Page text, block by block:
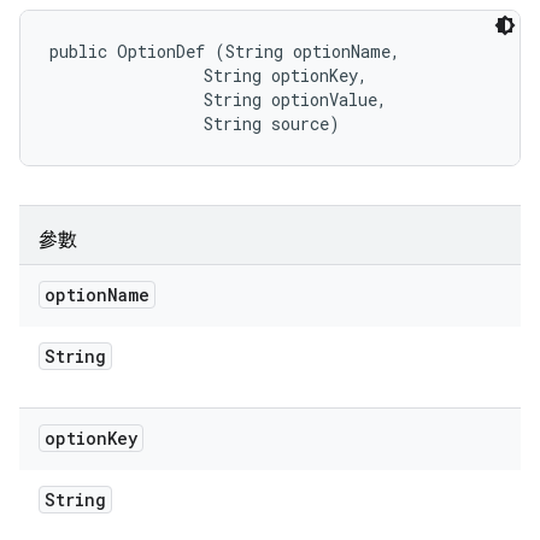
public OptionDef (String optionName,
                String optionKey,
                String optionValue,
                String source)
參數
optionName
String
optionKey
String